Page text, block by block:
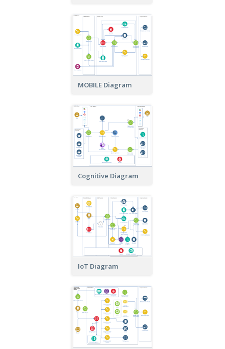
MOBILE Diagram
Cognitive Diagram
IoT Diagram